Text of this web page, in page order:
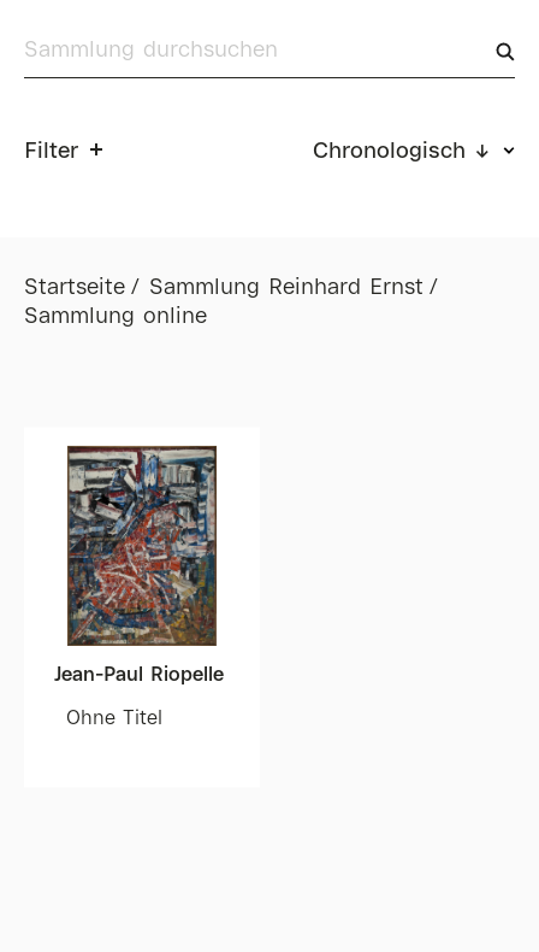
Filter Chronologisch ↓
Startseite
Sammlung Reinhard Ernst
Sammlung online
Jean-Paul Riopelle
Ohne Titel